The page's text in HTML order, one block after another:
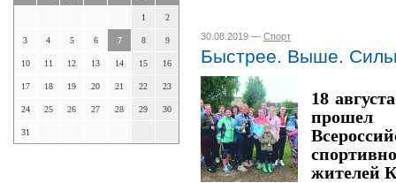
1 2
3 4 5 6 7 8 9
10 11 12 13 14 15 16
17 18 19 20 21 22 23
24 25 26 27 28 29 30
31
30.08.2019 — Спорт
Быстрее. Выше.
18
жителей